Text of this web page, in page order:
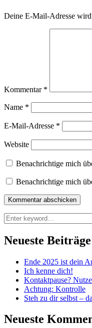
Deine E-Mail-Adresse
Kommentar *
Name *
E-Mail-Adresse *
Website
Benachrichtige mich
Benachrichtige mich
Search
for:
Neueste Beiträge
Ende 2025 ist dein
Ich kenne dich!
Kontaktpause?
Achtung: Kontrolle
Steh zu dir selbst –
Neueste